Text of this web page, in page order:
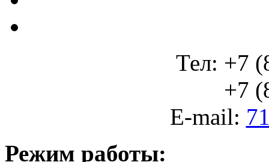
Тел: +7
+7
E-mail:
Режим работы: